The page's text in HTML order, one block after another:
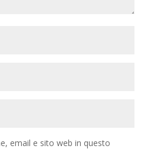
email e sito web in questo